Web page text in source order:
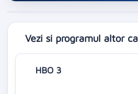
Vezi si programul altor
HBO 3